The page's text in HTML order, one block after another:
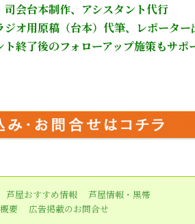
司会台本制作、アシスタント代行
ジオ用原稿（台本）代筆、レポーター
ト終了後のフォローアップ施策もサポ
芦屋おすすめ情報
芦屋情報・黒帯
要 広告掲載のお問合せ